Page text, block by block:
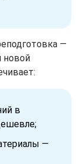
—
новой
в
—